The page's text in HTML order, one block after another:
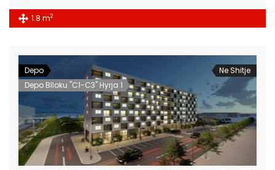
1.8 m2
Depo
Depo Blloku "C1-C3" Hyrja 1
Ne Shitje